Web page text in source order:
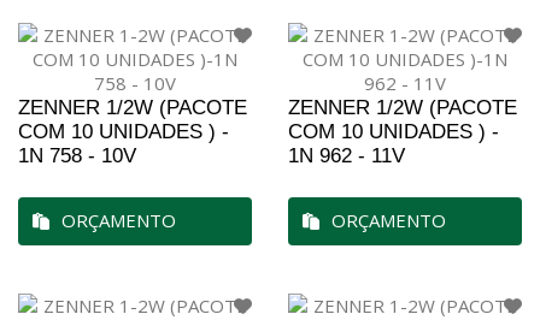
ZENNER 1/2W (PACOTE
COM 10 UNIDADES ) -
1N 758 - 10V
ORÇAMENTO
ZENNER 1/2W (PACOTE
COM 10 UNIDADES ) -
1N 962 - 11V
ORÇAMENTO